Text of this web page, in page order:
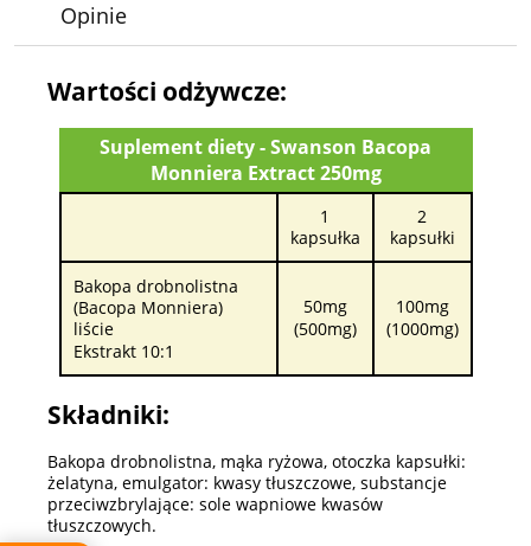
Opinie
Wartości odżywcze:
Suplement diety - Swanson Bacopa
Monniera Extract 250mg
1
kapsułka
2
kapsułki
Bakopa drobnolistna
(Bacopa Monniera)
liście
Ekstrakt 10:1
50mg
(500mg)
100mg
(1000mg)
Składniki:
Bakopa drobnolistna, mąka ryżowa, otoczka kapsułki:
żelatyna, emulgator: kwasy tłuszczowe, substancje
przeciwzbrylające: sole wapniowe kwasów
tłuszczowych.